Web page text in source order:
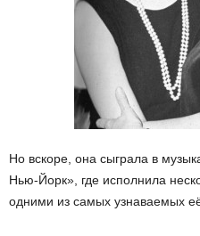
Но вскоре, она сыграла в
Нью-Йорк», где исполнила
одними из самых узнаваемых её